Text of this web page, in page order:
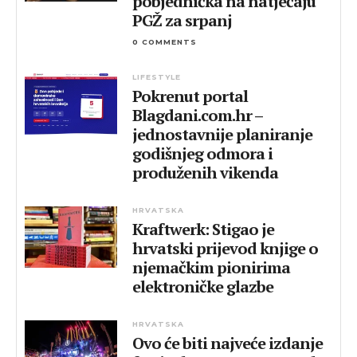
PGŽ za srpanj
0 COMMENTS
LIFESTYLE
Pokrenut portal
Blagdani.com.hr –
jednostavnije planiranje
godišnjeg odmora i
produženih vikenda
HRVATSKA
Kraftwerk: Stigao je
hrvatski prijevod knjige o
njemačkim pionirima
elektroničke glazbe
HRVATSKA
Ovo će biti najveće izdanje